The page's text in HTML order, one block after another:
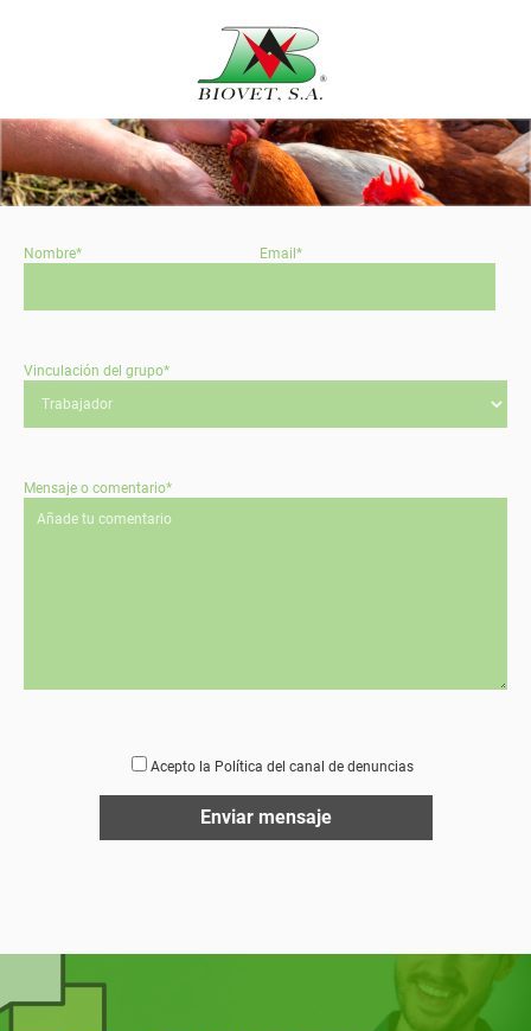
Nombre* Email*
Vinculación del grupo*
Mensaje o comentario*
Acepto la Política del canal de denuncias